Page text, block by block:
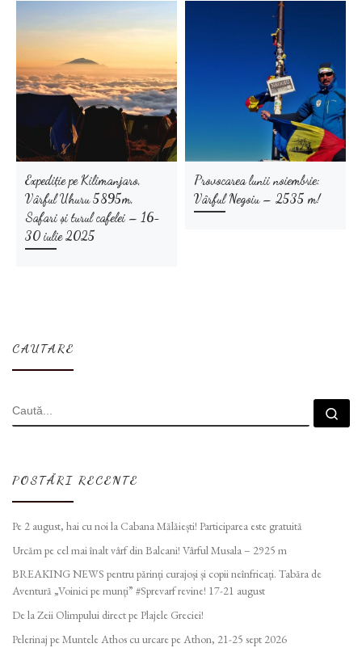
Expediție pe Kilimanjaro,
Vârful Uhuru 5895m,
Safari și turul cafelei – 16-
30 iulie 2025
Provocarea lunii noiembrie:
Vârful Negoiu – 2535 m!
CAUTARE
CĂUTARE
POSTĂRI RECENTE
Pe 2 august, hai cu noi la Cabana Mălăiești! Participarea este gratuită
Urcăm pe cel mai înalt vârf din Balcani! Vârful Musala – 2925 m
BREAKING NEWS pentru părinți curajoși și copii neînfricați. Tabăra de
Aventură „Voinici pe munți” #Sprevarf revine! 17-21 august
De la Zeii Olimpului direct pe Plajele Greciei!
Pelerinaj pe Muntele Athos cu urcare pe Athon, 21-25 sept 2026